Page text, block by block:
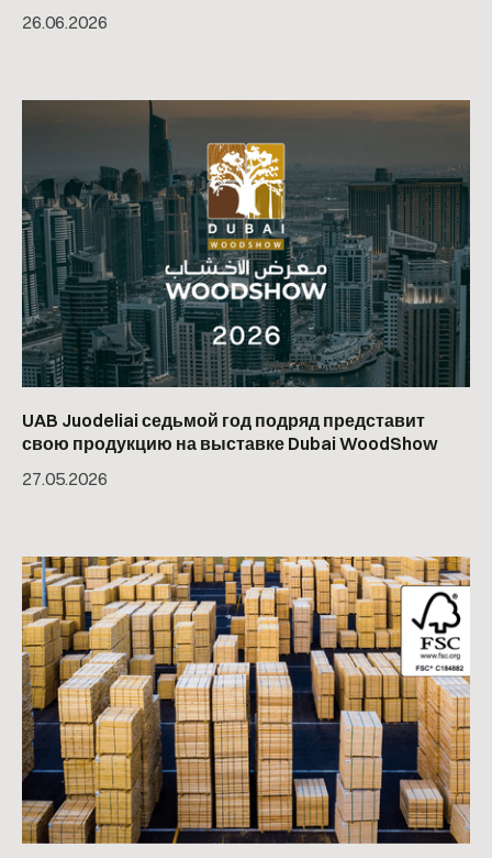
26.06.2026
UAB Juodeliai седьмой год подряд представит
свою продукцию на выставке Dubai WoodShow
27.05.2026